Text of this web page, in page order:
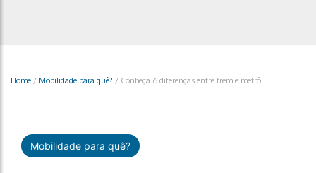
Home / Mobilidade para quê? / Conheça 6 diferenças entre trem e metrô
Mobilidade para quê?